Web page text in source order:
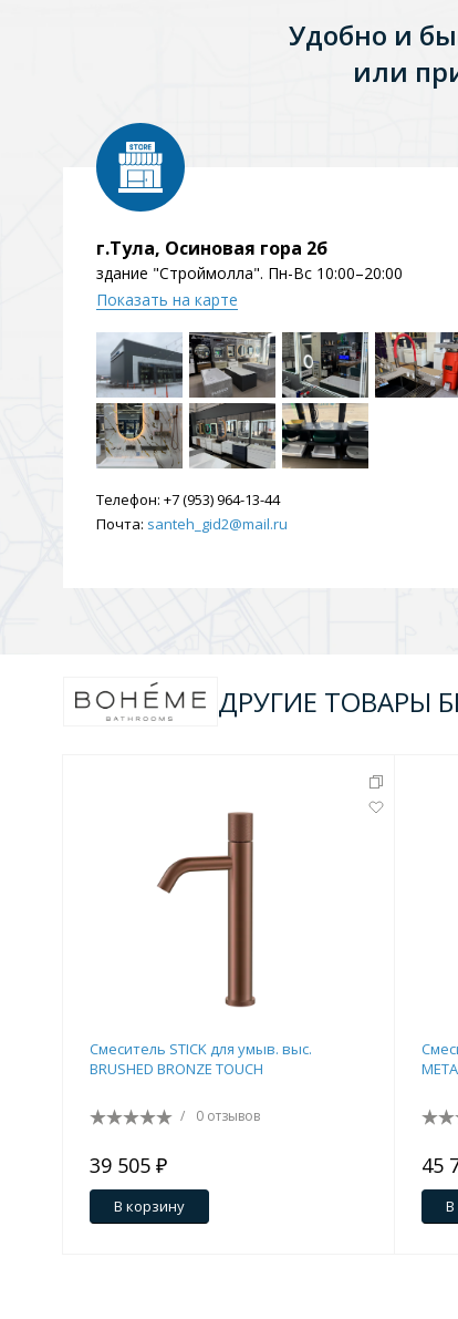
Удобно и
или
г.Тула, Осиновая гора 2б
здание "Строймолла". Пн-Вс 10:00–20:00
Показать на карте
Телефон: +7 (953) 964-13-44
Почта: santeh_gid2@mail.ru
ДРУГИЕ ТОВАРЫ
Смеситель STICK для умыв. выс.
BRUSHED BRONZE TOUCH
/ 0 отзывов
39 505 ₽
В корзину
45
В